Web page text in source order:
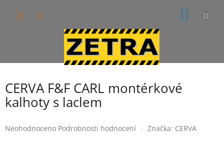
CERVA F&F CARL montérkové
kalhoty s laclem
Průměrné
Neohodnoceno Podrobnosti hodnocení Značka: CERVA